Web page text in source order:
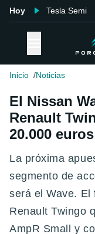
Hoy Tesla Semi
Inicio Noticias
El Nissan
Renault
20.000 euros
La próxima
segmento de
será el Wave. El
Renault Twingo
AmpR Small y